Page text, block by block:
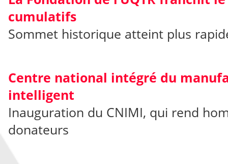
cumulatifs
Sommet historique atteint plus
Centre national intégré du
intelligent
Inauguration du CNIMI, qui rend
donateurs